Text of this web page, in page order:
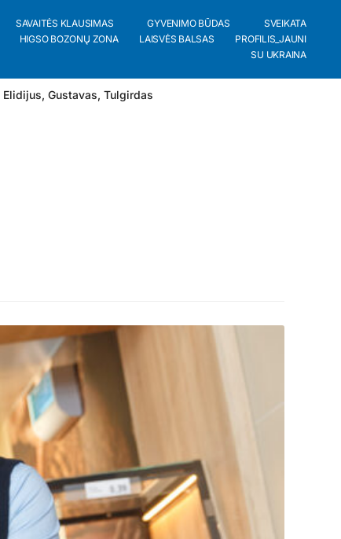
SAVAITĖS KLAUSIMAS GYVENIMO BŪDAS
SVEIKATA
HIGSO BOZONŲ ZONA LAISVĖS BALSAS
PROFILIS_JAUNI
SU UKRAINA
Elidijus, Gustavas, Tulgirdas